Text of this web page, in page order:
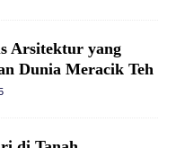
Arsitektur yang
Dunia Meracik Teh